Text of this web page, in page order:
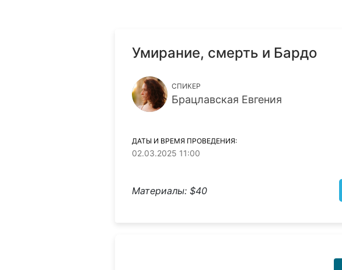
Умирание, смерть и Бардо
СПИКЕР
Брацлавская Евгения
ДАТЫ И ВРЕМЯ ПРОВЕДЕНИЯ:
02.03.2025 11:00
Материалы: $40